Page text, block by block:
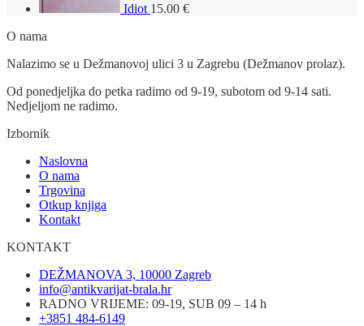
Idiot 15.00 €
O nama
Nalazimo se u Dežmanovoj ulici 3 u Zagrebu (Dežmanov prolaz).
Od ponedjeljka do petka radimo od 9-19, subotom od 9-14 sati.
Nedjeljom ne radimo.
Izbornik
Naslovna
O nama
Trgovina
Otkup knjiga
Kontakt
KONTAKT
DEŽMANOVA 3, 10000 Zagreb
info@antikvarijat-brala.hr
RADNO VRIJEME: 09-19, SUB 09 – 14 h
+3851 484-6149